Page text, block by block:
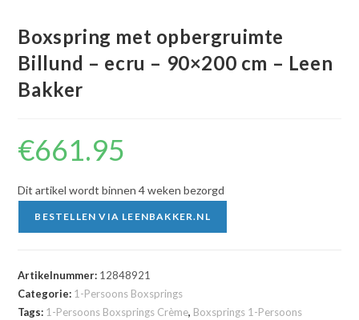
Boxspring met opbergruimte
Billund – ecru – 90×200 cm – Leen
Bakker
€661.95
Dit artikel wordt binnen 4 weken bezorgd
BESTELLEN VIA LEENBAKKER.NL
Artikelnummer: 12848921
Categorie: 1-Persoons Boxsprings
Tags: 1-Persoons Boxsprings Crème, Boxsprings 1-Persoons